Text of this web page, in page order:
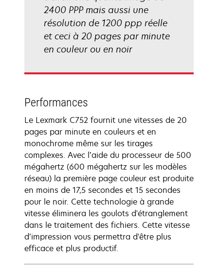
2400 PPP mais aussi une
résolution de 1200 ppp réelle
et ceci à 20 pages par minute
en couleur ou en noir
Performances
Le Lexmark C752 fournit une vitesses de 20
pages par minute en couleurs et en
monochrome même sur les tirages
complexes. Avec l’aide du processeur de 500
mégahertz (600 mégahertz sur les modèles
réseau) la première page couleur est produite
en moins de 17,5 secondes et 15 secondes
pour le noir. Cette technologie à grande
vitesse éliminera les goulots d'étranglement
dans le traitement des fichiers. Cette vitesse
d’impression vous permettra d'être plus
efficace et plus productif.